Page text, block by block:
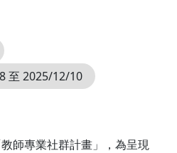
至 2025/12/10
師專業社群計畫」，為呈現